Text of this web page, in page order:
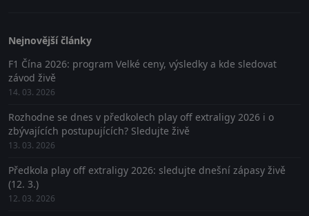
Nejnovější články
F1 Čína 2026: program Velké ceny, výsledky a kde sledovat
závod živě
14. 03. 2026
Rozhodne se dnes v předkolech play off extraligy 2026 i o
zbývajících postupujících? Sledujte živě
13. 03. 2026
Předkola play off extraligy 2026: sledujte dnešní zápasy živě
(12. 3.)
12. 03. 2026